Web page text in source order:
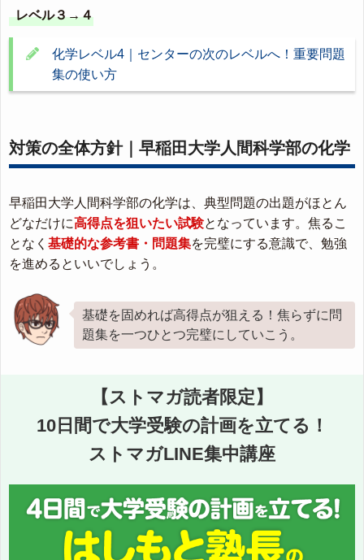
レベル３→４
化学レベル4｜センターの次のレベルへ！重要問題
集の使い方
対策の全体方針｜早稲田大学人間科学部の化学
早稲田大学人間科学部の化学は、典型問題の出題がほとん
どなだけに高得点を狙いたい試験となっています。焦るこ
となく 基礎的な参考書・問題集を完璧にする意識で、勉強
を進めるといいでしょう。
基礎を固めれば高得点が狙える！焦らずに問
題集を一つひとつ完璧にしていこう。
【ストマガ読者限定】
10日間で大学受験の計画を立てる！
ストマガLINE集中講座